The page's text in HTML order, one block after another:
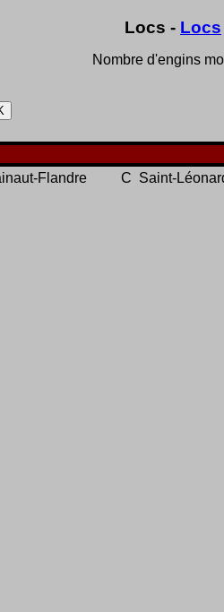
Locs - Locs
Nombre d'engins
Flandre C Saint-